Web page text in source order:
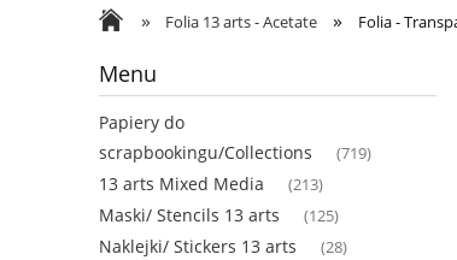
» Folia 13 arts - Acetate » Folia -
Menu
Papiery do
scrapbookingu/Collections
(719)
13 arts Mixed Media (213)
Maski/ Stencils 13 arts (125)
Naklejki/ Stickers 13 arts (28)